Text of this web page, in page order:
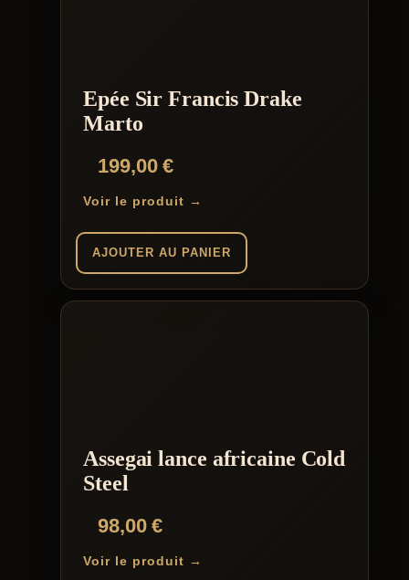
Epée Sir Francis Drake
Marto
199,00€
Voir le produit →
AJOUTER AU PANIER
Assegai lance africaine Cold
Steel
98,00€
Voir le produit →